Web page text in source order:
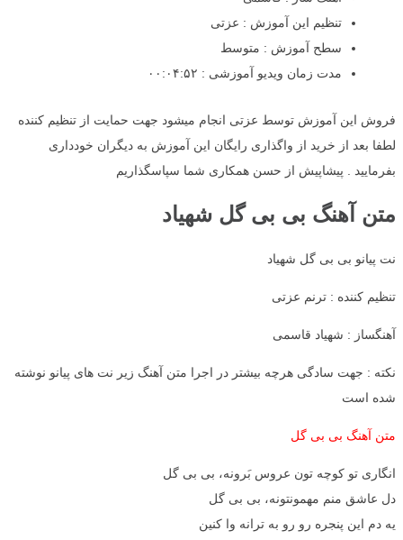
تنظیم این آموزش : عزتی
سطح آموزش : متوسط
مدت زمان ویدیو آموزشی : ۰۰:۰۴:۵۲
فروش این آموزش توسط عزتی انجام میشود جهت حمایت از تنظیم کننده
لطفا بعد از خرید از واگذاری رایگان این آموزش به دیگران خودداری
بفرمایید . پیشاپیش از حسن همکاری شما سپاسگذاریم
متن آهنگ بی بی گل شهیاد
نت پیانو بی بی گل شهیاد
تنظیم کننده : ترنم عزتی
آهنگساز : شهیاد قاسمی
نکته : جهت سادگی هرچه بیشتر در اجرا متن آهنگ زیر نت های پیانو نوشته
شده است
متن آهنگ بی بی گل
انگاری تو کوچه تون عروس بَرونه، بی بی گل
دل عاشق منم مهمونتونه، بی بی گل
یه دم این پنجره رو رو به ترانه وا کنین